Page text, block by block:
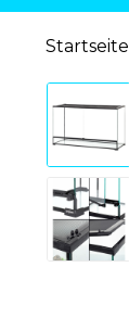
Startseite